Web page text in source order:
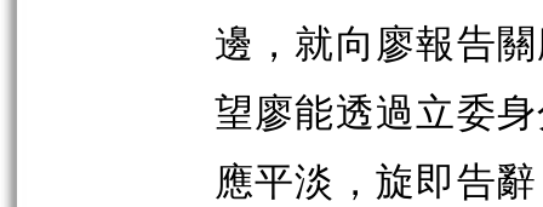
邊，就向廖報告
望廖能透過立委
應平淡，旋即告